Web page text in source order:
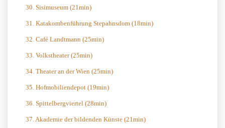
30. Sisimuseum (21min)
31. Katakombenführung Stepahnsdom (18min)
32. Café Landtmann (25min)
33. Volkstheater (25min)
34. Theater an der Wien (25min)
35. Hofmobiliendepot (19min)
36. Spittelbergviertel (28min)
37. Akademie der bildenden Künste (21min)